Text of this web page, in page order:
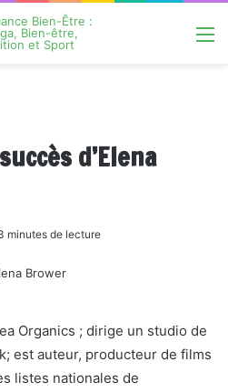
d’Elena
minutes de lecture
Organics ; dirige un studio de
est auteur, producteur de films
listes nationales de